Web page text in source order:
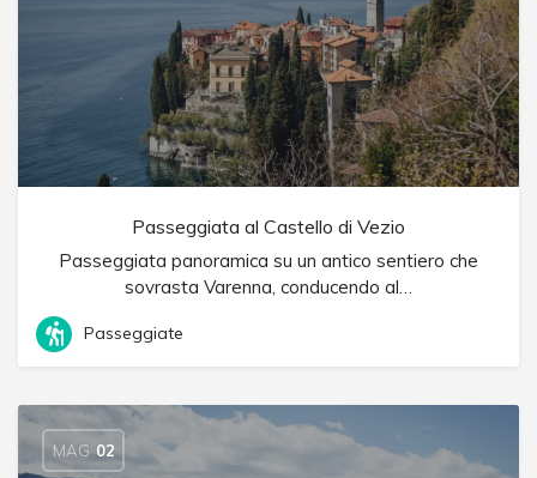
Passeggiata al Castello di Vezio
Passeggiata panoramica su un antico sentiero che
sovrasta Varenna, conducendo al…
Passeggiate
MAG 02